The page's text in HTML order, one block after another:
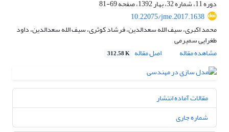
دوره 11، شماره 32، بهار 1392، صفحه
69-81
10.22075/jme.2017.1638
محمد اکبری، سیف الله سعدالدین، فرشاد کوثری، سیف الله سعدالدین، داود
طغرایی سمیرمی
مشاهده مقاله
اصل مقاله 312.58 K
مقالات آماده انتشار
شماره جاری